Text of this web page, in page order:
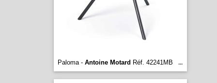
Paloma - Antoine Motard Réf. 42241MB ...